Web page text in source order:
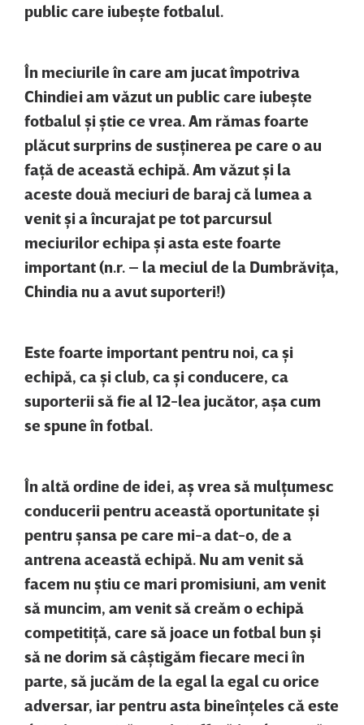
public care iubeşte fotbalul.
În meciurile în care am jucat împotriva
Chindiei am văzut un public care iubeşte
fotbalul şi ştie ce vrea. Am rămas foarte
plăcut surprins de susţinerea pe care o au
faţă de această echipă. Am văzut şi la
aceste două meciuri de baraj că lumea a
venit şi a încurajat pe tot parcursul
meciurilor echipa şi asta este foarte
important (n.r. – la meciul de la Dumbrăviţa,
Chindia nu a avut suporteri!)
Este foarte important pentru noi, ca şi
echipă, ca şi club, ca şi conducere, ca
suporterii să fie al 12-lea jucător, aşa cum
se spune în fotbal.
În altă ordine de idei, aş vrea să mulţumesc
conducerii pentru această oportunitate şi
pentru şansa pe care mi-a dat-o, de a
antrena această echipă. Nu am venit să
facem nu ştiu ce mari promisiuni, am venit
să muncim, am venit să creăm o echipă
competitiţă, care să joace un fotbal bun şi
să ne dorim să câştigăm fiecare meci în
parte, să jucăm de la egal la egal cu orice
adversar, iar pentru asta bineînţeles că este